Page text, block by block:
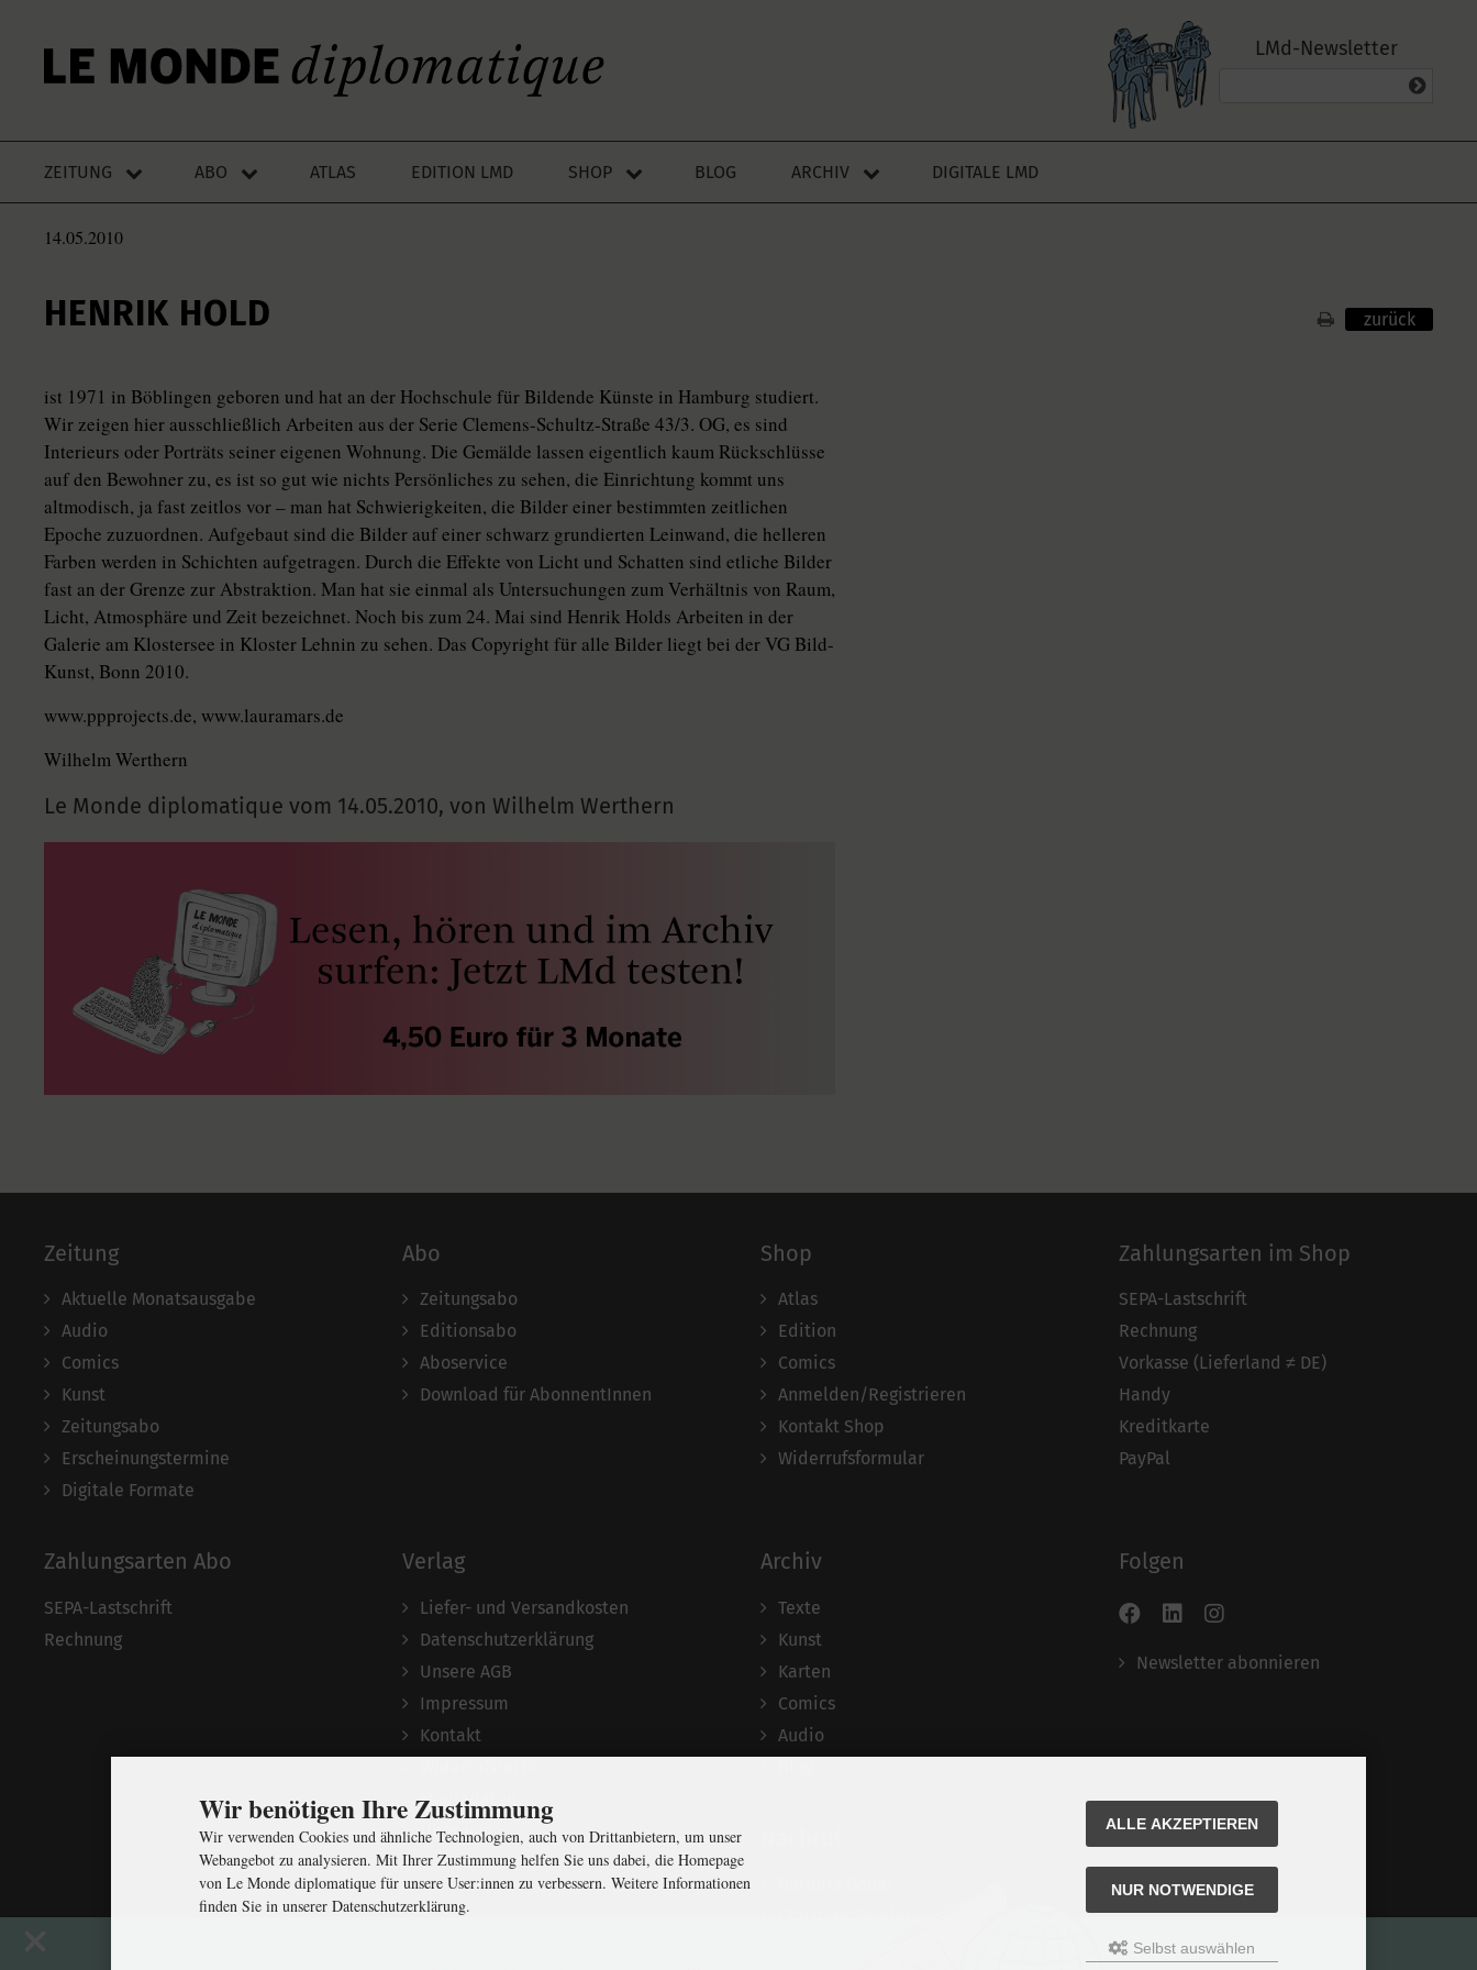
LMd-Newsletter
ZEITUNG ABO ATLAS EDITION LMD SHOP BLOG ARCHIV DIGITALE LMD
14.05.2010
HENRIK HOLD zurück
ist 1971 in Böblingen geboren und hat an der Hochschule für Bildende Künste in Hamburg studiert.
Wir zeigen hier ausschließlich Arbeiten aus der Serie Clemens-Schultz-Straße 43/3. OG, es sind
Interieurs oder Porträts seiner eigenen Wohnung. Die Gemälde lassen eigentlich kaum Rückschlüsse
auf den Bewohner zu, es ist so gut wie nichts Persönliches zu sehen, die Einrichtung kommt uns
altmodisch, ja fast zeitlos vor – man hat Schwierigkeiten, die Bilder einer bestimmten zeitlichen
Epoche zuzuordnen. Aufgebaut sind die Bilder auf einer schwarz grundierten Leinwand, die helleren
Farben werden in Schichten aufgetragen. Durch die Effekte von Licht und Schatten sind etliche Bilder
fast an der Grenze zur Abstraktion. Man hat sie einmal als Untersuchungen zum Verhältnis von Raum,
Licht, Atmosphäre und Zeit bezeichnet. Noch bis zum 24. Mai sind Henrik Holds Arbeiten in der
Galerie am Klostersee in Kloster Lehnin zu sehen. Das Copyright für alle Bilder liegt bei der VG Bild-
Kunst, Bonn 2010.
www.ppprojects.de, www.lauramars.de
Wilhelm Werthern
Le Monde diplomatique vom 14.05.2010, von Wilhelm Werthern
Zeitung
Aktuelle Monatsausgabe
Audio
Comics
Kunst
Zeitungsabo
Erscheinungstermine
Digitale Formate
Abo
Zeitungsabo
Editionsabo
Aboservice
Download für AbonnentInnen
Shop
Atlas
Edition
Comics
Anmelden/Registrieren
Kontakt Shop
Widerrufsformular
Zahlungsarten im Shop
SEPA-Lastschrift
Rechnung
Vorkasse (Lieferland ≠ DE)
Handy
Kreditkarte
PayPal
Zahlungsarten Abo
SEPA-Lastschrift
Rechnung
Verlag
Liefer- und Versandkosten
Datenschutzerklärung
Unsere AGB
Impressum
Kontakt
Mediadaten
Über uns
Archiv
Texte
Kunst
Karten
Comics
Audio
Folgen
Newsletter abonnieren
Wir benötigen Ihre Zustimmung
Wir verwenden Cookies und ähnliche Technologien, auch von Drittanbietern, um unser
Webangebot zu analysieren. Mit Ihrer Zustimmung helfen Sie uns dabei, die Homepage
von Le Monde diplomatique für unsere User:innen zu verbessern. Weitere Informationen
finden Sie in unserer Datenschutzerklärung.
ALLE AKZEPTIEREN
NUR NOTWENDIGE
Selbst auswählen